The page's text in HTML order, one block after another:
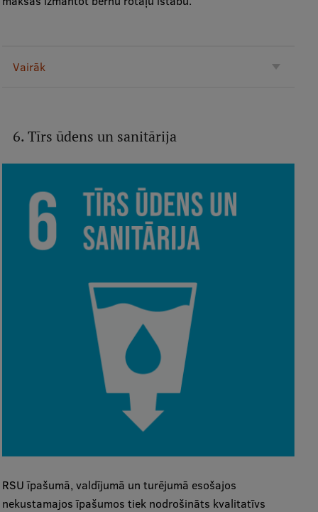
Vairāk
6. Tīrs ūdens un sanitārija
RSU īpašumā, valdījumā un turējumā esošajos
nekustamajos īpašumos tiek nodrošināts kvalitatīvs